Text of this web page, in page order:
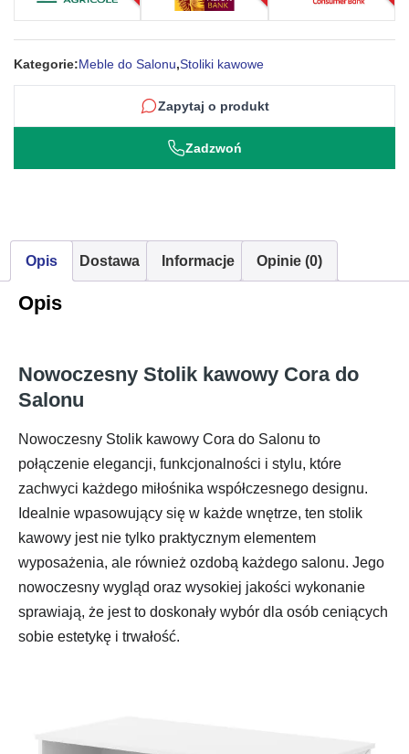
Kategorie:Meble do Salonu,Stoliki kawowe
Zapytaj o produkt
Zadzwoń
Opis Dostawa Informacje Opinie (0)
Opis
Nowoczesny Stolik kawowy Cora do
Salonu
Nowoczesny Stolik kawowy Cora do Salonu to
połączenie elegancji, funkcjonalności i stylu, które
zachwyci każdego miłośnika współczesnego designu.
Idealnie wpasowujący się w każde wnętrze, ten stolik
kawowy jest nie tylko praktycznym elementem
wyposażenia, ale również ozdobą każdego salonu. Jego
nowoczesny wygląd oraz wysokiej jakości wykonanie
sprawiają, że jest to doskonały wybór dla osób ceniących
sobie estetykę i trwałość.